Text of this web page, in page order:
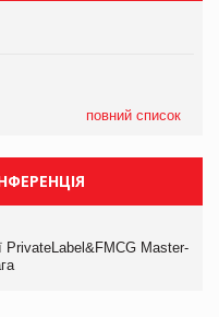
повний список
PrivateLabel&FMCG Master-